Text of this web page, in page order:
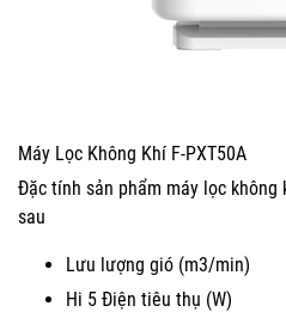
Máy Lọc Không Khí F-PXT50A
Đặc tính sản phẩm máy lọc không
sau
Lưu lượng gió (m3/min)
Hi 5 Điện tiêu thụ (W)